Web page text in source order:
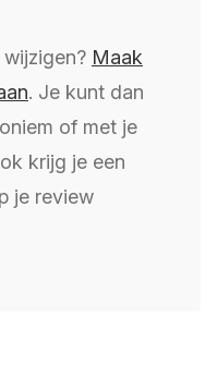
Maak
. Je kunt dan
of met je
krijg je een
je review